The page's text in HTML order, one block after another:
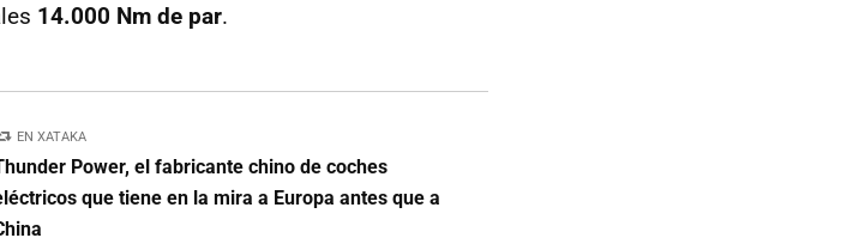
14.000 Nm de par.
EN XATAKA
Power, el fabricante chino de coches
que tiene en la mira a Europa antes que a